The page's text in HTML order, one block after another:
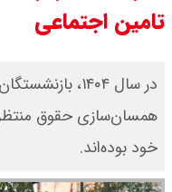
۱۴۰۵ اعلام شد/ طلا
تامین اجتماعی
در سال ۱۴۰۴،
همسان‌سازی حقوق
خود بوده‌اند.